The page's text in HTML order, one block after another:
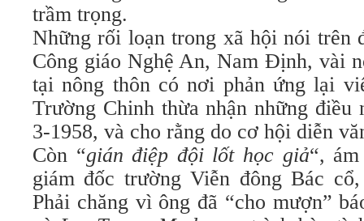
trầm trọng.
Những rối loạn trong xã hội nói trên
Công giáo Nghệ An, Nam Định, vài
tại nông thôn có nơi phản ứng lại
Trường Chinh thừa nhận những điều
3-1958, và cho rằng do cơ hội diễn
Còn “gián điệp đội lốt học giả“,
giám đốc trường Viễn đông Bác
Phải chăng vì ông đã “cho mượn”